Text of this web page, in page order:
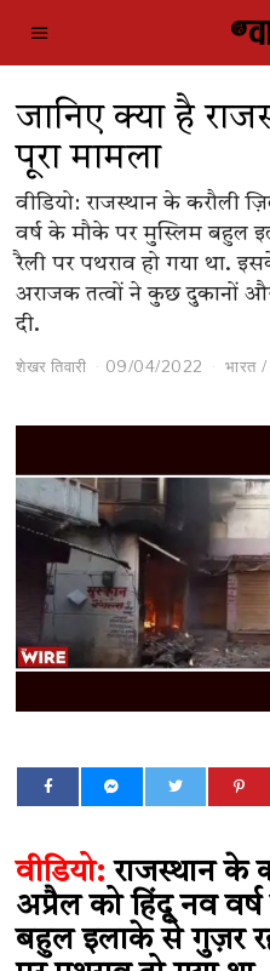
जानिए क्या है
पूरा मामला
वीडियो: राजस्थान के करौली
वर्ष के मौके पर मुस्लिम बहुल
रैली पर पथराव हो गया था.
अराजक तत्वों ने कुछ दुकानों
दी.
शेखर तिवारी 09/04/2022 भारत /
वीडियो: राजस्थान के
अप्रैल को हिंदू नव
बहुल इलाके से गुज़र